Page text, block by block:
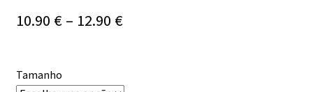
10.90 € – 12.90 €Price
Tamanho